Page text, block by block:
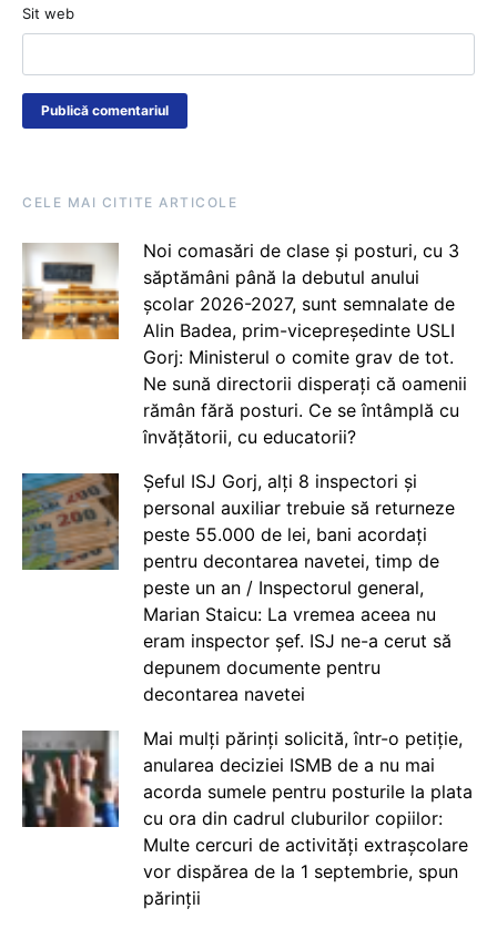
Sit web
CELE MAI CITITE ARTICOLE
Noi comasări de clase și posturi, cu 3
săptămâni până la debutul anului
școlar 2026-2027, sunt semnalate de
Alin Badea, prim-vicepreședinte USLI
Gorj: Ministerul o comite grav de tot.
Ne sună directorii disperați că oamenii
rămân fără posturi. Ce se întâmplă cu
învățătorii, cu educatorii?
Șeful ISJ Gorj, alți 8 inspectori și
personal auxiliar trebuie să returneze
peste 55.000 de lei, bani acordați
pentru decontarea navetei, timp de
peste un an / Inspectorul general,
Marian Staicu: La vremea aceea nu
eram inspector șef. ISJ ne-a cerut să
depunem documente pentru
decontarea navetei
Mai mulți părinți solicită, într-o petiție,
anularea deciziei ISMB de a nu mai
acorda sumele pentru posturile la plata
cu ora din cadrul cluburilor copiilor:
Multe cercuri de activități extrașcolare
vor dispărea de la 1 septembrie, spun
părinții